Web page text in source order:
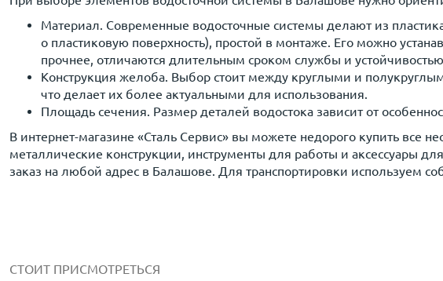
Материал. Современные водосточные системы делают из
о пластиковую поверхность), простой в монтаже. Его можно
прочнее, отличаются длительным сроком службы и
Конструкция желоба. Выбор стоит между круглыми и
что делает их более актуальными для использования.
Площадь сечения. Размер деталей водостока зависит от
В интернет-магазине «Сталь Сервис» вы можете недорого купить все
металлические конструкции, инструменты для работы и аксессуары
заказ на любой адрес в Балашове. Для транспортировки используем
СТОИТ ПРИСМОТРЕТЬСЯ